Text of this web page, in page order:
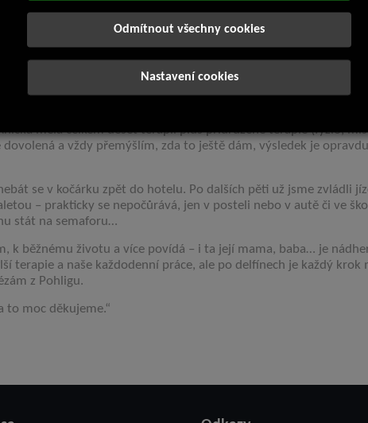
zpětnou vazbu od rodiny
, která díky
se svou handicapovanou dcerouAničkou.
dar na delfinoterapii pro naši handicapovanou dceru
měla celkem deset terapií plus přidružené terapie (fyzio,
a vždy přemýšlím, zda to ještě dám, výsledek je opravdu
se v kočárku zpět do hotelu. Po dalších pěti už jsme zvládli
– prakticky se nepočůrává, jen v posteli nebo v autě či ve
stát na semaforu…
k běžnému životu a více povídá – i ta její mama, baba… je
terapie a naše každodenní práce, ale po delfínech je každý krok
z Pohligu.
to moc děkujeme.“
Odmítnout všechny cookies
Nastavení cookies